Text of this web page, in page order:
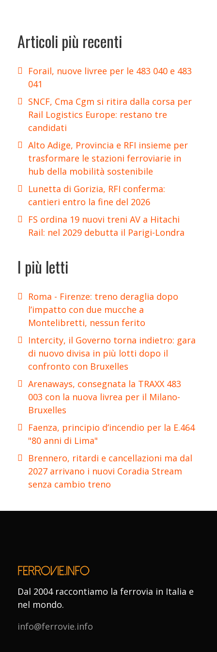
Articoli più recenti
Forail, nuove livree per le 483 040 e 483
041
SNCF, Cma Cgm si ritira dalla corsa per
Rail Logistics Europe: restano tre
candidati
Alto Adige, Provincia e RFI insieme per
trasformare le stazioni ferroviarie in
hub della mobilità sostenibile
Lunetta di Gorizia, RFI conferma:
cantieri entro la fine del 2026
FS ordina 19 nuovi treni AV a Hitachi
Rail: nel 2029 debutta il Parigi-Londra
I più letti
Roma - Firenze: treno deraglia dopo
l’impatto con due mucche a
Montelibretti, nessun ferito
Intercity, il Governo torna indietro: gara
di nuovo divisa in più lotti dopo il
confronto con Bruxelles
Arenaways, consegnata la TRAXX 483
003 con la nuova livrea per il Milano-
Bruxelles
Faenza, principio d’incendio per la E.464
"80 anni di Lima"
Brennero, ritardi e cancellazioni ma dal
2027 arrivano i nuovi Coradia Stream
senza cambio treno
Dal 2004 raccontiamo la ferrovia in Italia e
nel mondo.
info@ferrovie.info